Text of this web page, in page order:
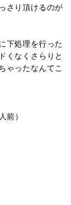
さり頂けるのが
下処理を行った
くなくさらりと
ゃったなんてこ
前）